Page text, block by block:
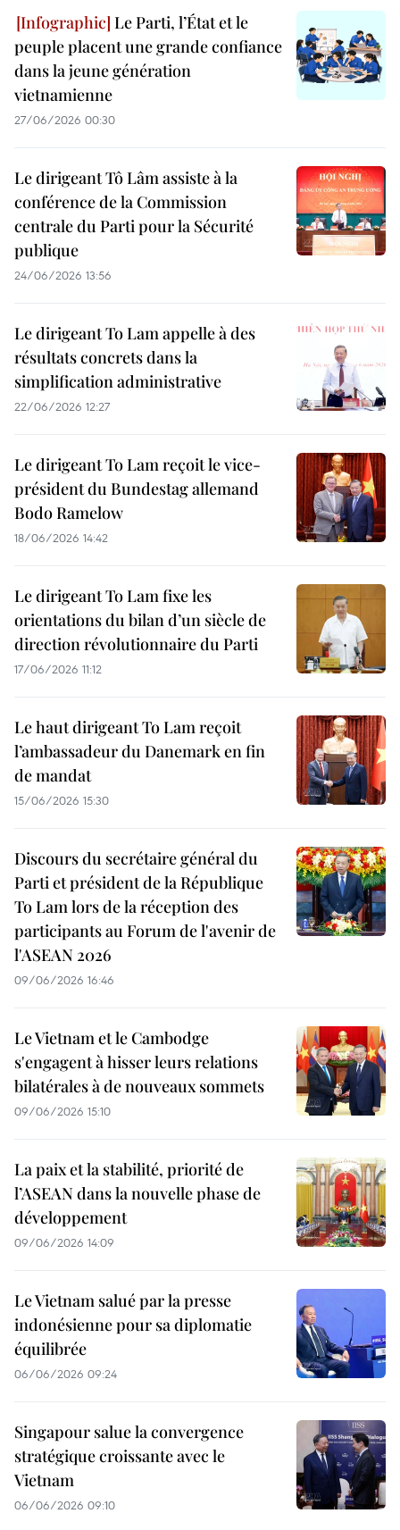
Le Parti, l’État et le
peuple placent une grande confiance
dans la jeune génération
vietnamienne
27/06/2026 00:30
Le dirigeant Tô Lâm assiste à la
conférence de la Commission
centrale du Parti pour la Sécurité
publique
24/06/2026 13:56
Le dirigeant To Lam appelle à des
résultats concrets dans la
simplification administrative
22/06/2026 12:27
Le dirigeant To Lam reçoit le vice-
président du Bundestag allemand
Bodo Ramelow
18/06/2026 14:42
Le dirigeant To Lam fixe les
orientations du bilan d’un siècle de
direction révolutionnaire du Parti
17/06/2026 11:12
Le haut dirigeant To Lam reçoit
l’ambassadeur du Danemark en fin
de mandat
15/06/2026 15:30
Discours du secrétaire général du
Parti et président de la République
To Lam lors de la réception des
participants au Forum de l'avenir de
l'ASEAN 2026
09/06/2026 16:46
Le Vietnam et le Cambodge
s'engagent à hisser leurs relations
bilatérales à de nouveaux sommets
09/06/2026 15:10
La paix et la stabilité, priorité de
l’ASEAN dans la nouvelle phase de
développement
09/06/2026 14:09
Le Vietnam salué par la presse
indonésienne pour sa diplomatie
équilibrée
06/06/2026 09:24
Singapour salue la convergence
stratégique croissante avec le
Vietnam
06/06/2026 09:10